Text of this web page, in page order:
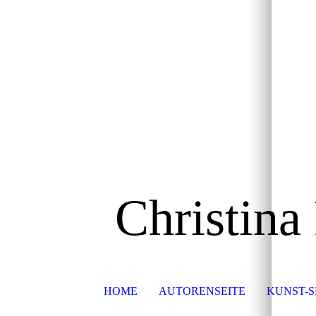
HOME AUTORENSEITE KUNST-